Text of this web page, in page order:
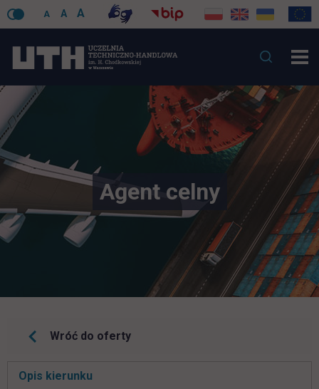
A A A
Agent celny
Wróć do oferty
Pomiń
Opis kierunku